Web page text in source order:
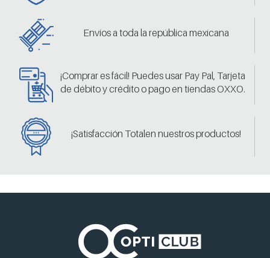
Envíos a toda la república mexicana
¡Comprar es fácil! Puedes usar Pay Pal, Tarjeta
de débito y crédito o pago en tiendas OXXO.
¡Satisfacción Totalen nuestros productos!